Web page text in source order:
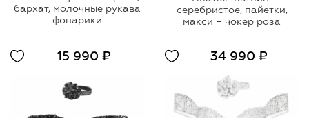
бархат, молочные рукава
фонарики
15 990 ₽
серебристое, пайетки,
макси + чокер роза
34 990 ₽